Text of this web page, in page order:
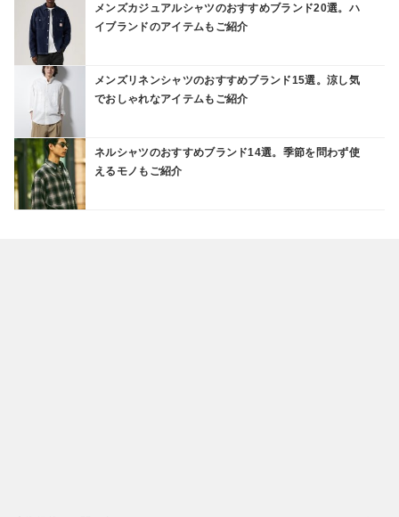
メンズカジュアルシャツのおすすめブランド20選。ハ
イブランドのアイテムもご紹介
メンズリネンシャツのおすすめブランド15選。涼し気
でおしゃれなアイテムもご紹介
ネルシャツのおすすめブランド14選。季節を問わず使
えるモノもご紹介